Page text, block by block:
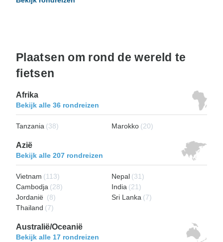
Plaatsen om rond de wereld te
fietsen
Afrika
Bekijk alle 36 rondreizen
Tanzania (38) Marokko (20)
Azië
Bekijk alle 207 rondreizen
Vietnam (113) Nepal (31)
Cambodja (28) India (21)
Jordanië (8) Sri Lanka (7)
Thailand (7)
Australië/Oceanië
Bekijk alle 17 rondreizen